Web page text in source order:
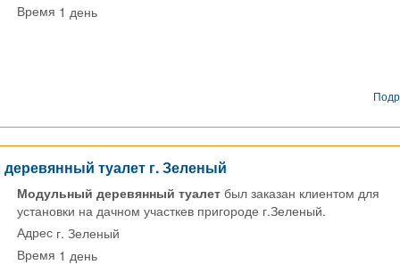
Время 1 день
туалет г. Зеленый
Модульный деревянный туалет был заказан клиентом для
установки на дачном участкев пригороде г.Зеленый.
Адрес г. Зеленый
Время 1 день